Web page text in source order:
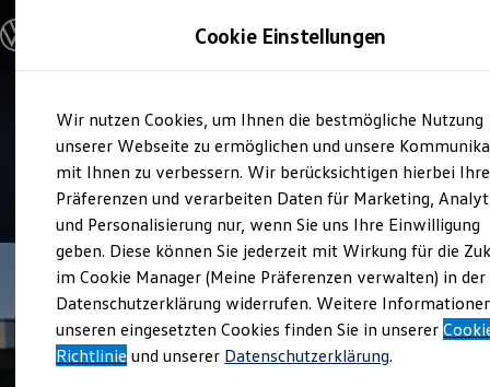
Hauptinhalt
springen
Footer
springen
Modelle und Konfigurator
Modelle vergleichen
Elektroautos
ENERGY Sondermodelle
Nutzfahrzeuge
SUV und CUV
Familienautos
Kombis
Kompaktwagen
Sportwagen
Schnell verfügbare Fahrzeuge
Angebote und Produkte
Aktuelle Angebote
E-Auto-Förderung
Volkswagen Marktplatz
Verkauf und Service
Autohaus Wilhelm Schmitz
4.8| 477 Bewertungen
Cookie Einstellungen
Wir nutzen Cookies, um Ihnen die bestmögliche Nutzung
unserer Webseite zu ermöglichen und unsere
mit Ihnen zu verbessern. Wir berücksichtigen hierbei Ihre
Präferenzen und verarbeiten Daten für Marketing,
und Personalisierung nur, wenn Sie uns Ihre Einwilligung
geben. Diese können Sie jederzeit mit Wirkung für die
im Cookie Manager (Meine Präferenzen verwalten) in der
Datenschutzerklärung widerrufen. Weitere
unseren eingesetzten Cookies finden Sie in unserer
Richtlinie und unserer Datenschutzerklärung.